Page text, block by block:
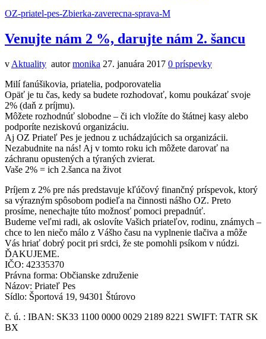
OZ-priatel-pes-Zbierka-zaverecna-sprava-M
Venujte nám 2 %, darujte nám 2. šancu
v Aktuality autormonika 27. januára 2017 0 príspevky
Milí fanúšikovia, priatelia, podporovatelia
Opäť je tu čas, kedy sa budete rozhodovať, komu poukázať svoje
2% (daň z príjmu).
Môžete rozhodnúť slobodne – či ich vložíte do štátnej kasy alebo
podporíte neziskovú organizáciu.
Aj OZ Priateľ Pes je jednou z uchádzajúcich sa organizácii.
Nezabudnite na nás! Aj v tomto roku ich môžete darovať na
záchranu opustených a týraných zvierat.
Vaše 2% = ich 2.šanca na život
Príjem z 2% pre nás predstavuje kľúčový finančný príspevok, ktorý
sa výrazným spôsobom podieľa na činnosti nášho OZ. Preto
prosíme, nenechajte túto možnosť pomoci prepadnúť.
Budeme veľmi radi, ak oslovíte Vašich priateľov, rodinu, známych –
chce to len niečo málo z Vášho času na vyplnenie tlačiva a môže
Vás hriať dobrý pocit pri srdci, že ste pomohli psíkom v núdzi.
ĎAKUJEME.
IČO: 42335370
Právna forma: Občianske združenie
Názov: Priateľ Pes
Sídlo: Športová 19, 94301 Štúrovo
č. ú. : IBAN: SK33 1100 0000 0029 2189 8221 SWIFT: TATR SK
BX